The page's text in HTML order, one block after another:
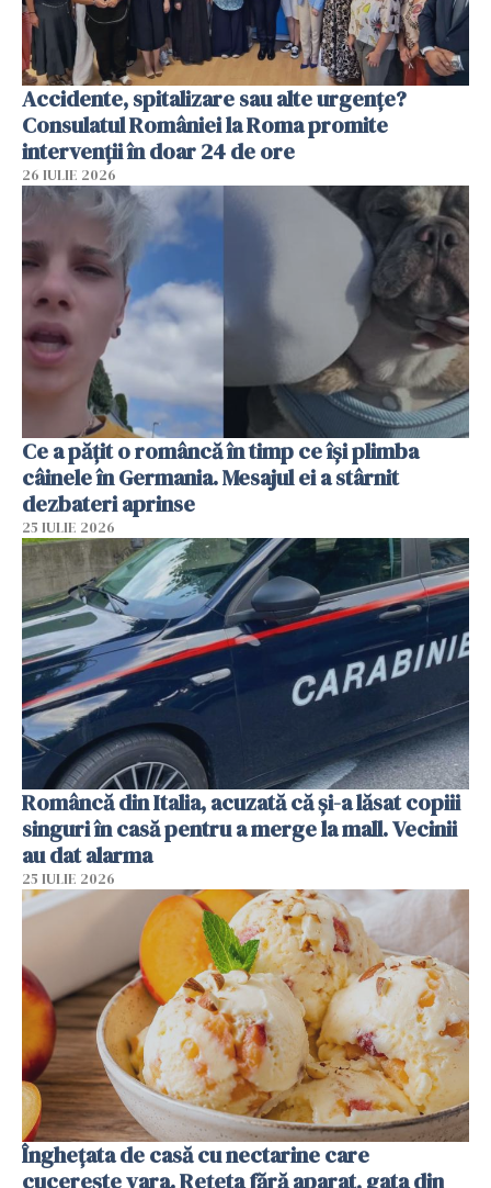
Accidente, spitalizare sau alte urgențe?
Consulatul României la Roma promite
intervenții în doar 24 de ore
26 IULIE 2026
Ce a pățit o româncă în timp ce își plimba
câinele în Germania. Mesajul ei a stârnit
dezbateri aprinse
25 IULIE 2026
Româncă din Italia, acuzată că și-a lăsat copiii
singuri în casă pentru a merge la mall. Vecinii
au dat alarma
25 IULIE 2026
Înghețata de casă cu nectarine care
cucerește vara. Rețeta fără aparat, gata din